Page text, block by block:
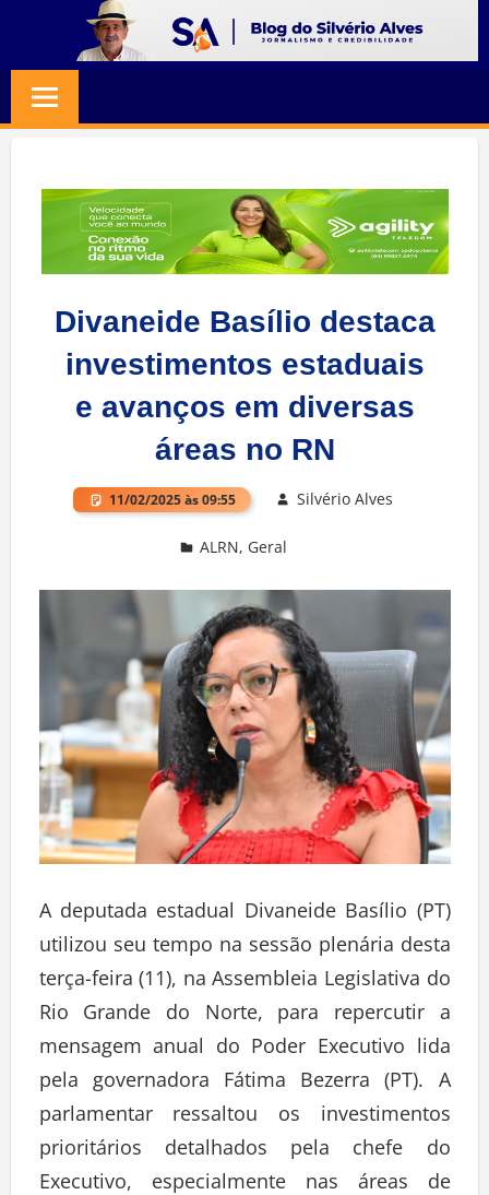
content
SILVERIO
ALVES
Jornalismo
Credibilidade
Divaneide Basílio destaca
investimentos estaduais
e avanços em diversas
áreas no RN
11/02/2025 às 09:55 Silvério Alves
ALRN, Geral
A deputada estadual Divaneide Basílio (PT)
utilizou seu tempo na sessão plenária desta
terça-feira (11), na Assembleia Legislativa do
Rio Grande do Norte, para repercutir a
mensagem anual do Poder Executivo lida
pela governadora Fátima Bezerra (PT). A
parlamentar ressaltou os investimentos
prioritários detalhados pela chefe do
Executivo, especialmente nas áreas de